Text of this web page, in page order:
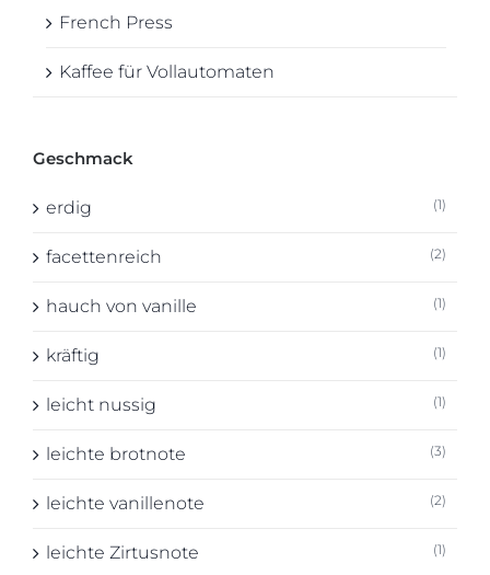
French Press
Kaffee für Vollautomaten
Geschmack
erdig (1)
facettenreich (2)
hauch von vanille (1)
kräftig (1)
leicht nussig (1)
leichte brotnote (3)
leichte vanillenote (2)
leichte Zirtusnote (1)